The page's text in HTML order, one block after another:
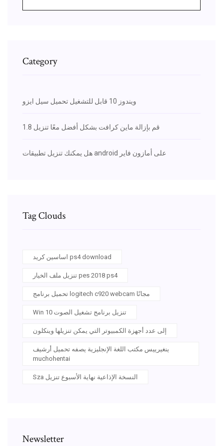
Category
ويندوز 10 قابل للتشغيل تحميل سيل ايزو
قم بإزالة ماين كرافت بشكل أفضل معًا تنزيل 1.8
هل يمكنك تنزيل تطبيقات android على أمازون فاير
Tag Clouds
اساسين كريد ps4 download
تنزيل ملف الخيار pes 2018 ps4
تحميل برنامج logitech c920 webcam مجانًا
Win 10 تنزيل برنامج تشغيل الصوت
إلى عدد أجهزة الكمبيوتر التي يمكن تنزيلها وينكلون
ينغيرييس مكتب اللغة الإنجليزية يصفه تحميل أرشيف
muchohentai
Sza النسخة الإذاعية نهاية الأسبوع تنزيل
Newsletter